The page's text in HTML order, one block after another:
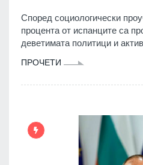
Според социологически
процента от испанците са
деветимата политици и
ПРОЧЕТИ